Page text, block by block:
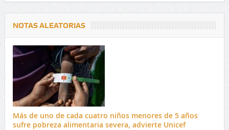
NOTAS ALEATORIAS
Más de uno de cada cuatro niños menores de 5 años
sufre pobreza alimentaria severa, advierte Unicef